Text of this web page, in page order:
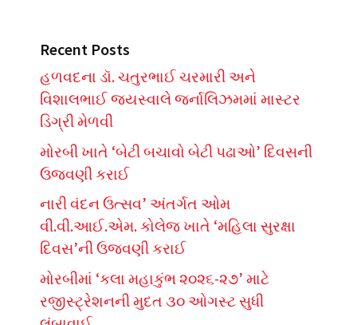
Recent Posts
હળવદના ડૉ. ચતુરભાઈ ચરમારી અને
વિશાલભાઈ જયસ્વાલે જર્નાલિઝમમાં માસ્ટર
ડિગ્રી મેળવી
મોરબી ખાતે ‘બેટી બચાવો બેટી પઢાઓ’ દિવસની
ઉજવણી કરાઈ
નારી વંદન ઉત્સવ’ અંતર્ગત ઓમ
વી.વી.આઈ.એમ. કોલેજ ખાતે ‘મહિલા સુરક્ષા
દિવસ’ની ઉજવણી કરાઈ
મોરબીમાં ‘કલા મહાકુંભ ૨૦૨૬-૨૭’ માટે
રજીસ્ટ્રેશનની મુદત ૩૦ ઓગસ્ટ સુધી